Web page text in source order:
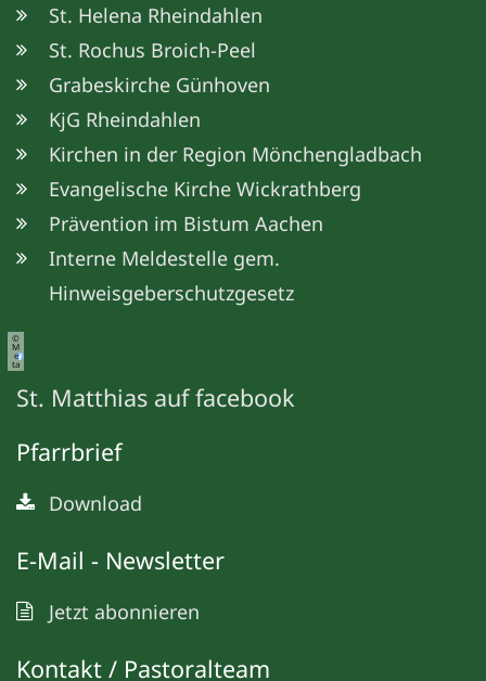
St. Helena Rheindahlen
St. Rochus Broich-Peel
Grabeskirche Günhoven
KjG Rheindahlen
Kirchen in der Region Mönchengladbach
Evangelische Kirche Wickrathberg
Prävention im Bistum Aachen
Interne Meldestelle gem.
Hinweisgeberschutzgesetz
©
M
e
ta
St. Matthias auf facebook
Pfarrbrief
Download
E-Mail - Newsletter
Jetzt abonnieren
Kontakt / Pastoralteam